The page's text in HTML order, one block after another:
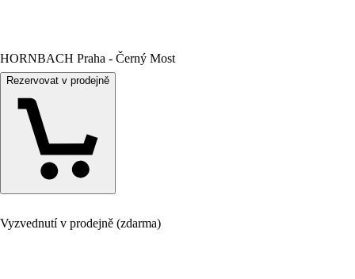
HORNBACH Praha - Černý Most
Rezervovat v prodejně
Vyzvednutí v prodejně (zdarma)